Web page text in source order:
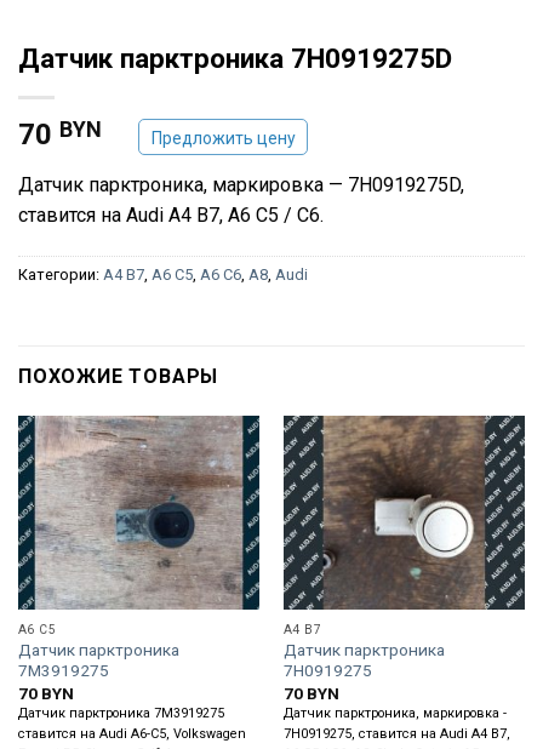
Датчик парктроника 7H0919275D
70 BYN Предложить цену
Датчик парктроника, маркировка — 7H0919275D,
ставится на Audi A4 B7, A6 C5 / C6.
Категории: A4 B7 A6 C5 A6 C6 A8 Audi
ПОХОЖИЕ ТОВАРЫ
A6 C5
Датчик парктроника
7M3919275
70 BYN
Датчик парктроника 7M3919275
ставится на Audi A6-C5, Volkswagen
A4 B7
Датчик парктроника
7H0919275
70 BYN
Датчик парктроника, маркировка -
7H0919275, ставится на Audi A4 B7,